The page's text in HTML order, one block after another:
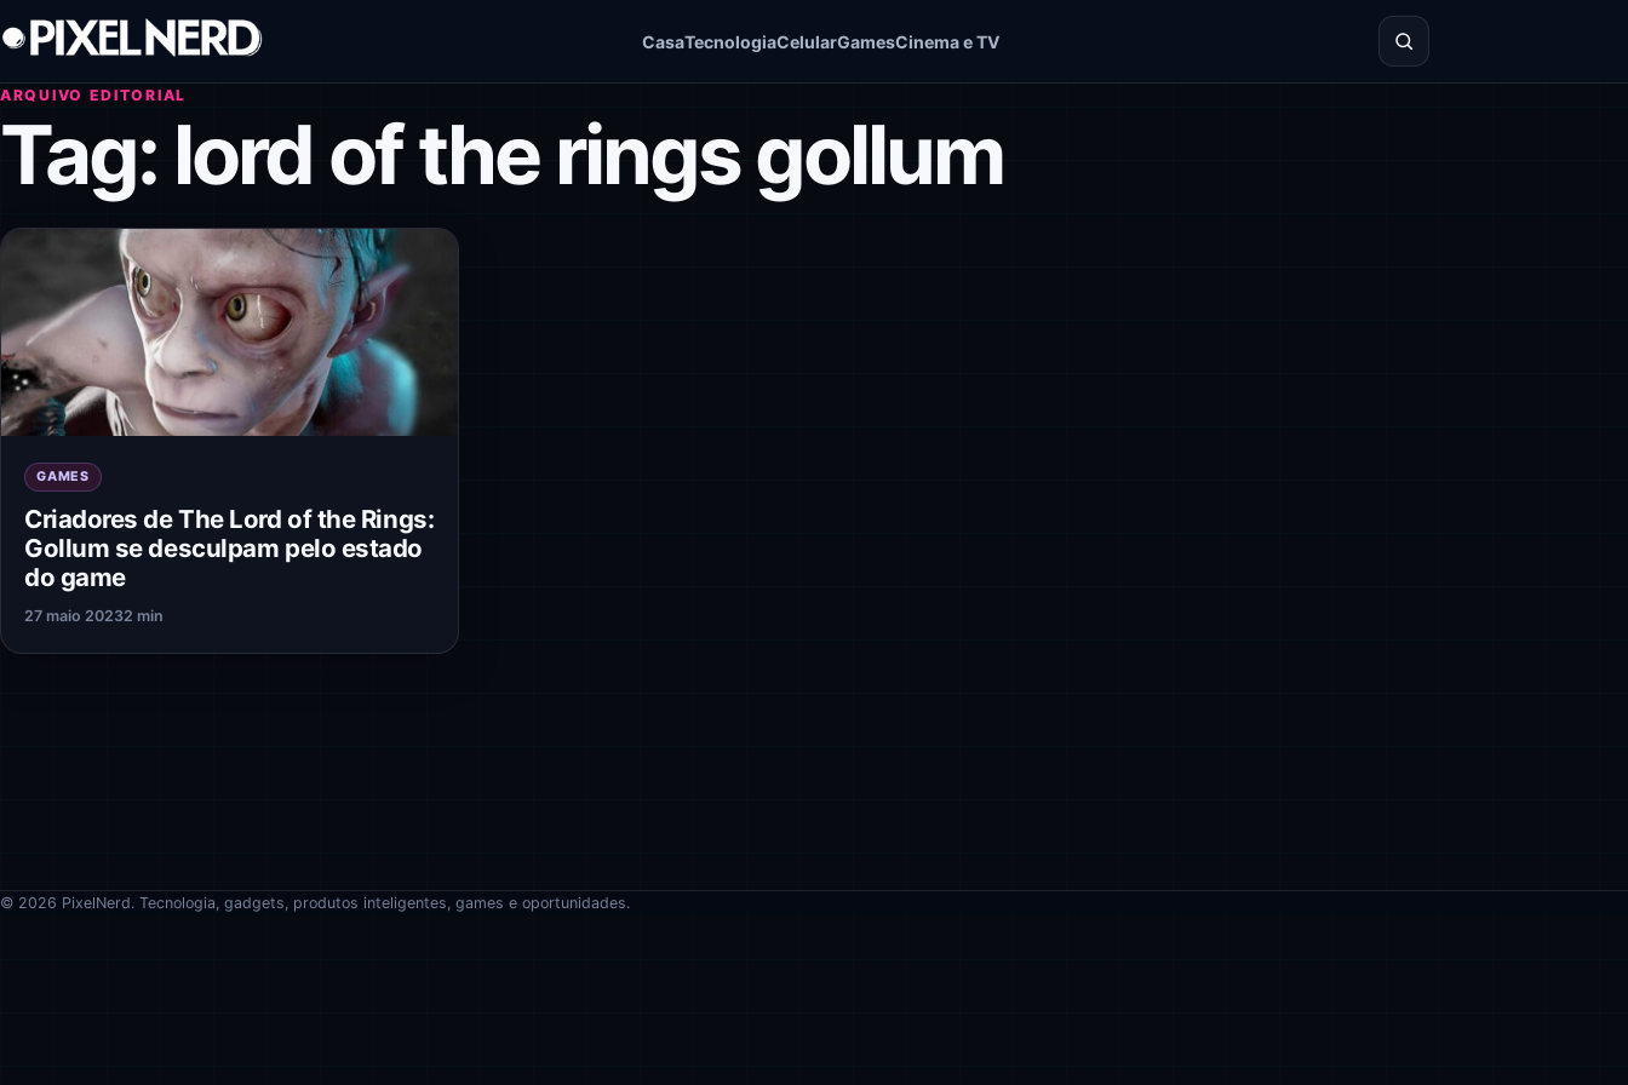
Pular para o conteúdo
CasaTecnologiaCelularGamesCinema e TV
ARQUIVO EDITORIAL
Tag: lord of the rings gollum
GAMES
Criadores de The Lord of the Rings:
Gollum se desculpam pelo estado
do game
27 maio 20232 min
© 2026 PixelNerd. Tecnologia, gadgets, produtos inteligentes, games e oportunidades.